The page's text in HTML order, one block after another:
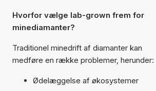
Hvorfor vælge lab-grown frem for
minediamanter?
Traditionel minedrift af diamanter kan
medføre en række problemer, herunder:
Ødelæggelse af økosystemer